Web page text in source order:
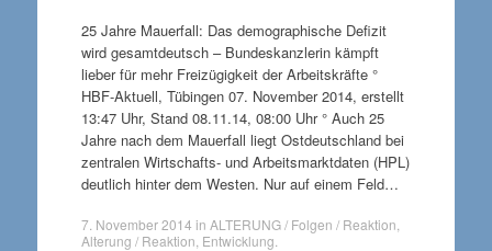
25 Jahre Mauerfall: Das demographische Defizit
wird gesamtdeutsch – Bundeskanzlerin kämpft
lieber für mehr Freizügigkeit der Arbeitskräfte °
HBF-Aktuell, Tübingen 07. November 2014, erstellt
13:47 Uhr, Stand 08.11.14, 08:00 Uhr ° Auch 25
Jahre nach dem Mauerfall liegt Ostdeutschland bei
zentralen Wirtschafts- und Arbeitsmarktdaten (HPL)
deutlich hinter dem Westen. Nur auf einem Feld…
7. November 2014 in ALTERUNG / Folgen / Reaktion
Alterung / Reaktion Entwicklung